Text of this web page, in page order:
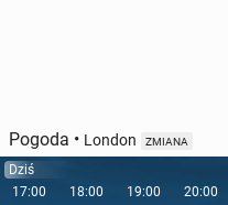
Pogoda • London ZMIANA
Dziś
17:00
18:00 19:00 20:00